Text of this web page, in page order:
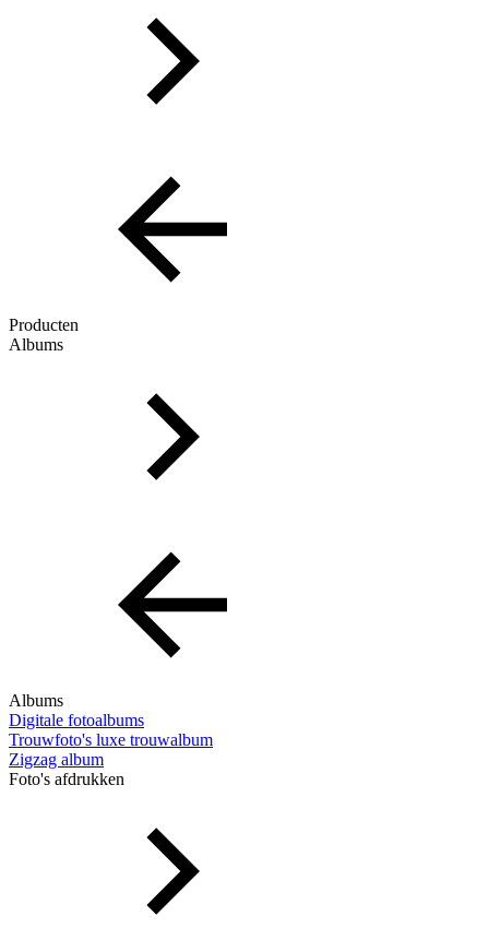
Producten
Albums
Albums
Digitale fotoalbums
Trouwfoto's luxe trouwalbum
Zigzag album
Foto's afdrukken